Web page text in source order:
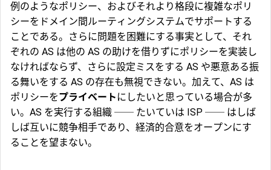
例のようなポリシー、およびそれより格段に複雑なポリ
シーをドメイン間ルーティングシステムでサポートする
ことである。さらに問題を困難にする事実として、それ
ぞれの AS は他の AS の助けを借りずにポリシーを実装し
なければならず、さらに設定ミスをする AS や悪意ある振
る舞いをする AS の存在も無視できない。加えて、AS は
ポリシーをプライベート にしたいと思っている場合が多
い。AS を実行する組織 ── たいていは ISP ── はしば
しば互いに競争相手であり、経済的合意をオープンにす
ることを望まない。